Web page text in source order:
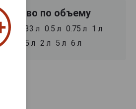
Пиво по объему
0.33 л 0.5 л 0.75 л
1 л
1.5 л
2 л 5 л 6 л